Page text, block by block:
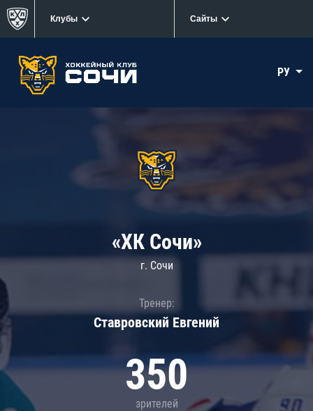
Клубы Сайты
РУ
«ХК Сочи»
г. Сочи
Тренер:
Ставровский Евгений
350
зрителей